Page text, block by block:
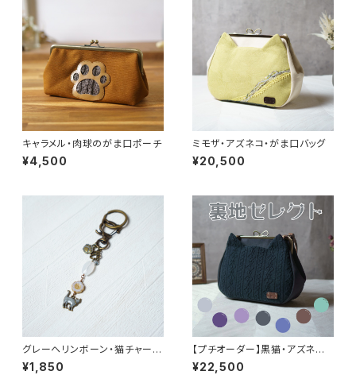
キャラメル・肉球のがま口ポーチ
¥4,500
ミモザ・アズネコ・がま口バッグ
¥20,500
グレーヘリンボーン・猫チャーム
のキーホルダー
¥1,850
【プチオーダー】黒猫・アズネコ・
がま口バッグ
¥22,500